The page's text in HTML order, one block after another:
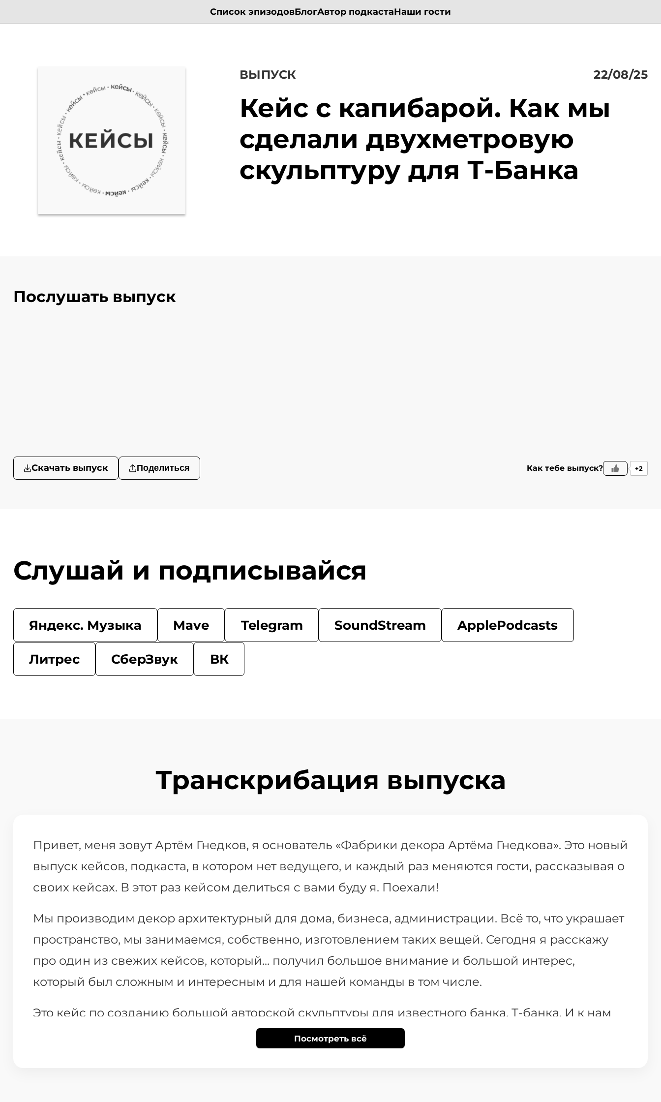
Список эпизодовБлогАвтор подкастаНаши гости
КЕЙСЫ
ВЫПУСК 22/08/25
Кейс с капибарой. Как мы
сделали двухметровую
скульптуру для Т-Банка
Послушать выпуск
Скачать выпуск Поделиться Как тебе выпуск? +2
Слушай и подписывайся
Яндекс. Музыка Mave Telegram SoundStream ApplePodcasts
Литрес СберЗвук ВК
Транскрибация выпуска
Привет, меня зовут Артём Гнедков, я основатель «Фабрики декора Артёма Гнедкова». Это новый
выпуск кейсов, подкаста, в котором нет ведущего, и каждый раз меняются гости, рассказывая о
своих кейсах. В этот раз кейсом делиться с вами буду я. Поехали!
Мы производим декор архитектурный для дома, бизнеса, администрации. Всё то, что украшает
пространство, мы занимаемся, собственно, изготовлением таких вещей. Сегодня я расскажу
про один из свежих кейсов, который... получил большое внимание и большой интерес,
который был сложным и интересным и для нашей команды в том числе.
Это кейс по созданию большой авторской скульптуры для известного банка, Т-банка. И к нам
обратился заказчик, скульптор, который создает такие необычные интересные объекты из
Посмотреть всё